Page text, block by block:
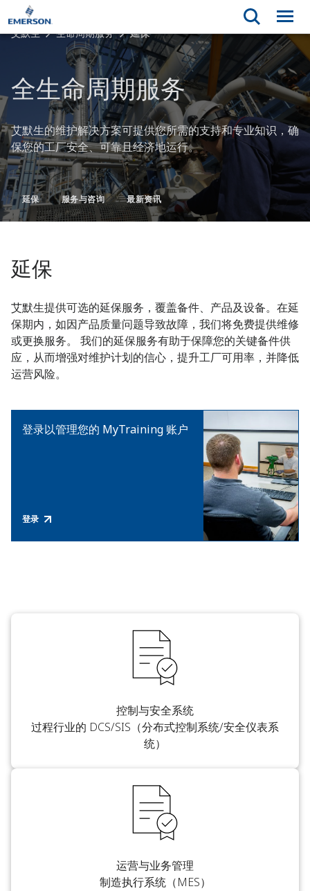
艾默生 生命周期服务 延保
全生命周期服务
艾默生的维护解决方案可提供您所需的支持和专业知识，确
保您的工厂安全、可靠且经济地运行。
延保 服务与咨询 最新资讯
延保
艾默生提供可选的延保服务，覆盖备件、产品及设备。在延
保期内，如因产品质量问题导致故障，我们将免费提供维修
或更换服务。 我们的延保服务有助于保障您的关键备件供
应，从而增强对维护计划的信心，提升工厂可用率，并降低
运营风险。
登录以管理您的 MyTraining 账户
登录
控制与安全系统
过程行业的 DCS/SIS（分布式控制系统/安全仪表系
统）
运营与业务管理
制造执行系统（MES）